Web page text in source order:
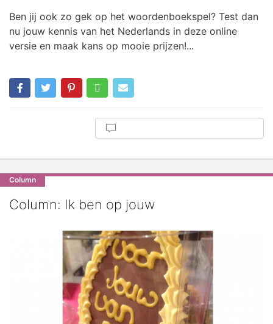
Ben jij ook zo gek op het woordenboekspel? Test dan
nu jouw kennis van het Nederlands in deze online
versie en maak kans op mooie prijzen!...
Column
Column: Ik ben op jouw